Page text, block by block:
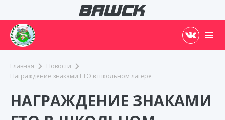
Главная
Новости
Награждение знаками ГТО в школьном лагере
НАГРАЖДЕНИЕ ЗНАКАМИ